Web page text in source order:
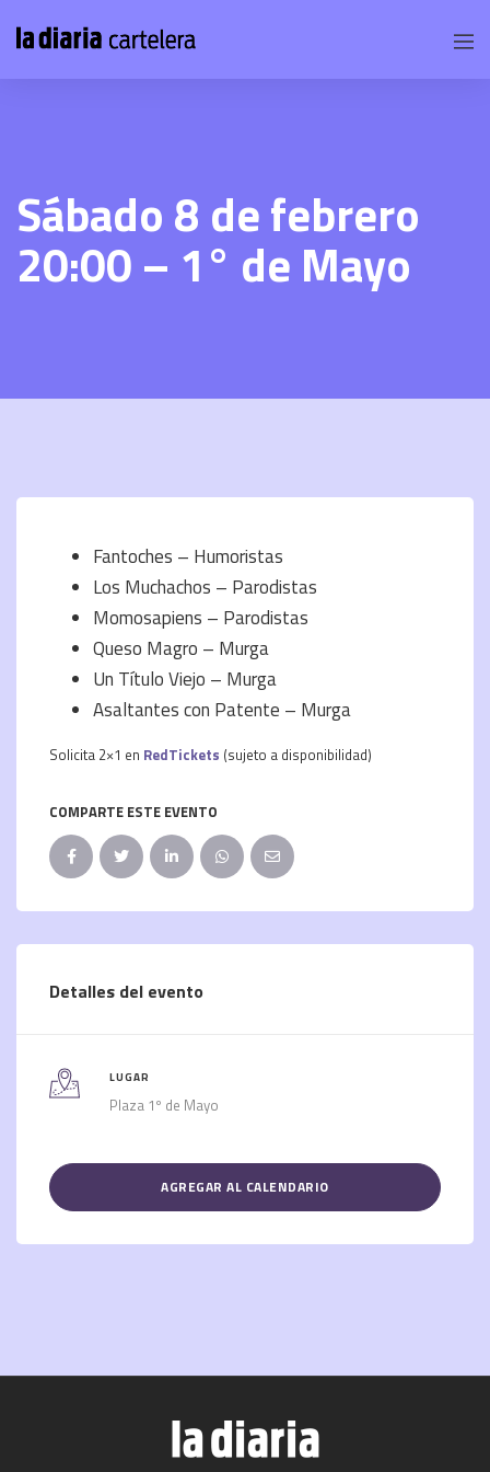
Sábado 8 de febrero
20:00 – 1° de Mayo
Fantoches – Humoristas
Los Muchachos – Parodistas
Momosapiens – Parodistas
Queso Magro – Murga
Un Título Viejo – Murga
Asaltantes con Patente – Murga
Solicita 2×1 en RedTickets (sujeto a disponibilidad)
COMPARTE ESTE EVENTO
Detalles del evento
LUGAR
Plaza 1º de Mayo
AGREGAR AL CALENDARIO